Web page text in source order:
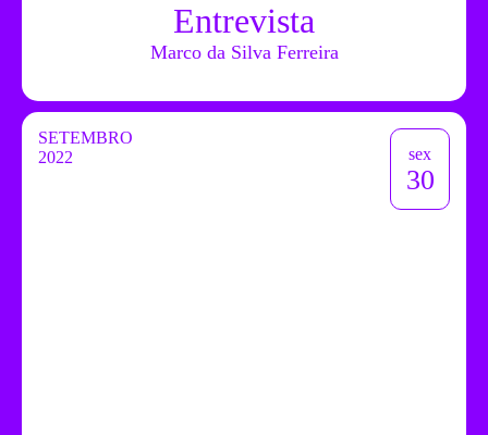
Entrevista
Marco da Silva Ferreira
SETEMBRO
2022
sex
30